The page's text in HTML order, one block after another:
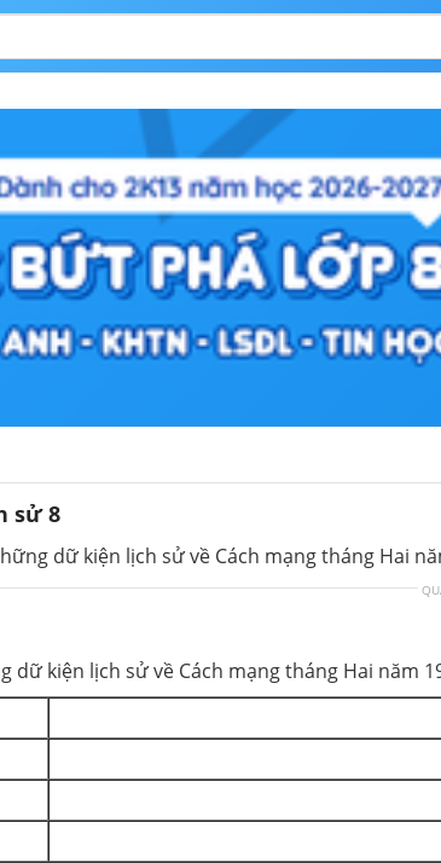
sử 8
dữ kiện lịch sử về Cách mạng tháng Hai
dữ kiện lịch sử về Cách mạng tháng Hai năm